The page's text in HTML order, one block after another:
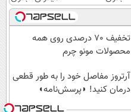
قرص و
آمپول
نیاز به دارو!
(◂پرسش‌نامه)
تخفیف 70 درصدی روی همه
محصولات مونو چرم
آرتروز مفاصل خود را به طور قطعی
درمان کنید! ◗پرسش‌نامه◖